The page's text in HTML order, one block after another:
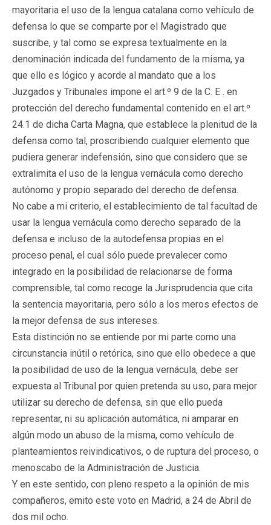
mayoritaria el uso de la lengua catalana como vehículo de
defensa lo que se comparte por el Magistrado que
suscribe, y tal como se expresa textualmente en la
denominación indicada del fundamento de la misma, ya
que ello es lógico y acorde al mandato que a los
Juzgados y Tribunales impone el art.º 9 de la C. E . en
protección del derecho fundamental contenido en el art.º
24.1 de dicha Carta Magna, que establece la plenitud de la
defensa como tal, proscribiendo cualquier elemento que
pudiera generar indefensión, sino que considero que se
extralimita el uso de la lengua vernácula como derecho
autónomo y propio separado del derecho de defensa.
No cabe a mi criterio, el establecimiento de tal facultad de
usar la lengua vernácula como derecho separado de la
defensa e incluso de la autodefensa propias en el
proceso penal, el cual sólo puede prevalecer como
integrado en la posibilidad de relacionarse de forma
comprensible, tal como recoge la Jurisprudencia que cita
la sentencia mayoritaria, pero sólo a los meros efectos de
la mejor defensa de sus intereses.
Esta distinción no se entiende por mi parte como una
circunstancia inútil o retórica, sino que ello obedece a que
la posibilidad de uso de la lengua vernácula, debe ser
expuesta al Tribunal por quien pretenda su uso, para mejor
utilizar su derecho de defensa, sin que ello pueda
representar, ni su aplicación automática, ni amparar en
algún modo un abuso de la misma, como vehículo de
planteamientos reivindicativos, o de ruptura del proceso, o
menoscabo de la Administración de Justicia.
Y en este sentido, con pleno respeto a la opinión de mis
compañeros, emito este voto en Madrid, a 24 de Abril de
dos mil ocho.